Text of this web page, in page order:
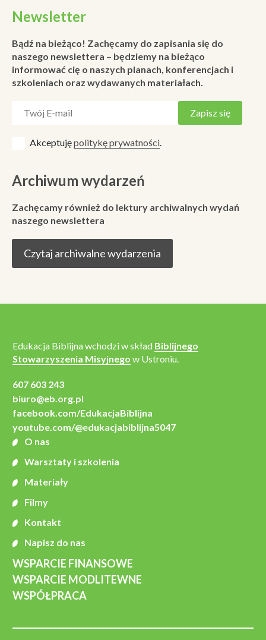
Newsletter
Bądź na bieżąco! Zachęcamy do zapisania się do
naszego newslettera – będziemy na bieżąco
informować cię o naszych planach, konferencjach i
szkoleniach oraz wydawanych materiałach.
Akceptujępolitykę prywatności.
Archiwum wydarzeń
Zachęcamy również do lektury archiwalnych wydań
naszego newslettera
Czytaj archiwalne wydarzenia
Edukacja Biblijna wchodzi w skład Biblijnego
Stowarzyszenia Misyjnego w Ustroniu.
607 603 243
biuro@eb.org.pl
facebook.com/EdukacjaBiblijna
youtube.com/@edukacjabiblijna5047
O nas
Warsztaty i szkolenia
Materiały
Filmy
Kontakt
Napisz do nas
WSPARCIE FINANSOWE
WSPARCIE MODLITEWNE
WSPÓŁPRACA